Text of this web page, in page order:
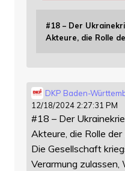
#18 – Der
Akteure, die Rolle
DKP Baden-
12/18/2024 2:27:31 PM
#18 – Der
Akteure, die Rolle
Die Gesellschaft
Verarmung